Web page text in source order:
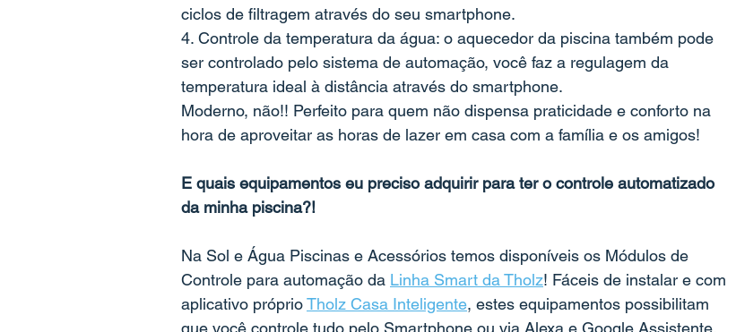
ciclos de filtragem através do seu smartphone.
4. Controle da temperatura da água: o aquecedor da piscina também pode
ser controlado pelo sistema de automação, você faz a regulagem da
temperatura ideal à distância através do smartphone.
Moderno, não!! Perfeito para quem não dispensa praticidade e conforto na
hora de aproveitar as horas de lazer em casa com a família e os amigos!
E quais equipamentos eu preciso adquirir para ter o controle automatizado
da minha piscina?!
Na Sol e Água Piscinas e Acessórios temos disponíveis os Módulos de
Controle para automação da Linha Smart da Tholz! Fáceis de instalar e com
aplicativo próprio Tholz Casa Inteligente, estes equipamentos possibilitam
que você controle tudo pelo Smartphone ou via Alexa e Google Assistente.